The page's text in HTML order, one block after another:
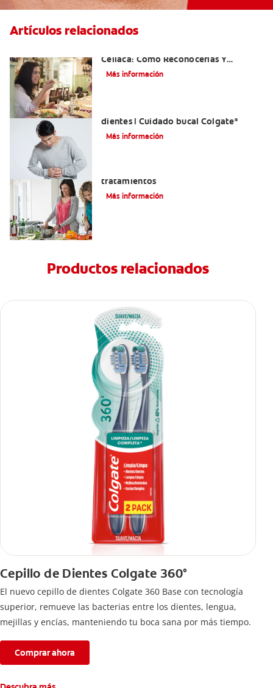
Artículos relacionados
Celíaca: Cómo Reconocerlas Y
Tratarlas
Más información
dientes | Cuidado bucal Colgate®
Más información
tratamientos
Más información
Productos relacionados
Cepillo de Dientes Colgate 360°
El nuevo cepillo de dientes Colgate 360 Base con tecnología
superior, remueve las bacterias entre los dientes, lengua,
mejillas y encías, manteniendo tu boca sana por más tiempo.
Comprar ahora